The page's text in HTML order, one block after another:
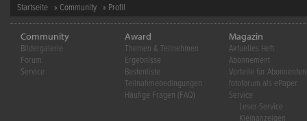
Startseite » Community » Profil
Community
Bildergalerie
Forum
Service
Award
Themen & Teilnehmen
Ergebnisse
Bestenliste
Teilnahmebedingungen
Häufige Fragen (FAQ)
Magazin
Aktuelles Heft
Abonnement
Vorteile für Abonnenten
fotoforum als ePaper
Service
Leser-Service
Kleinanzeigen